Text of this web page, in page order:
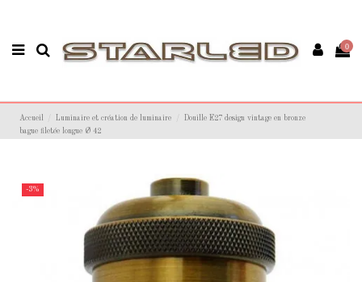
0
Accueil Luminaire et création de luminaire
Douille E27 design vintage en bronze
bague filetée longue Ø 42
-3%